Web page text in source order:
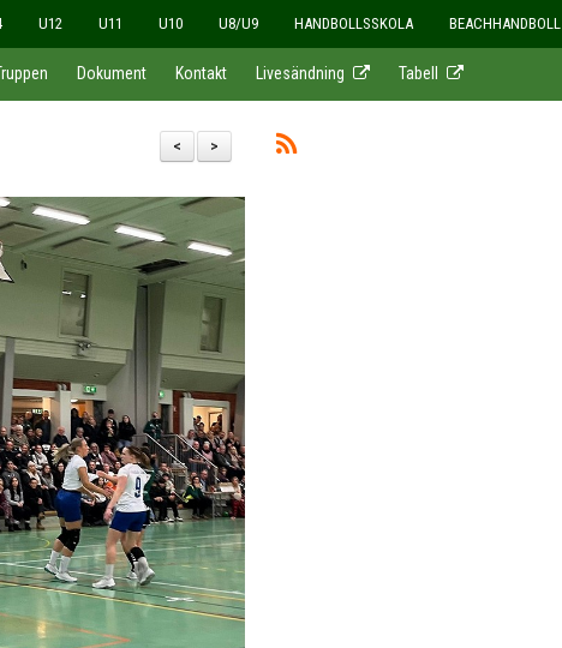
U12 U11 U10 U8/U9 HANDBOLLSSKOLA BEACHHANDBOLL
Dokument Kontakt Livesändning Tabell
>
<